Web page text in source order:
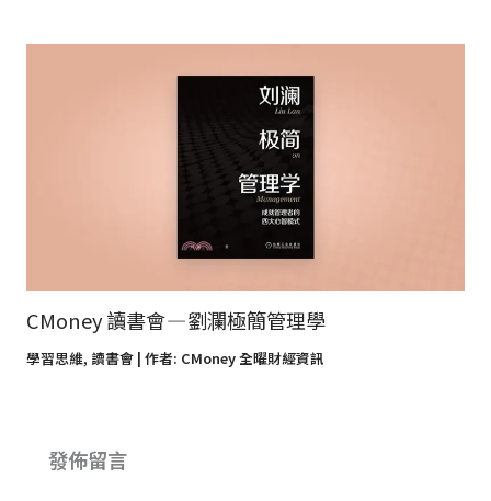
CMoney 讀書會 — 劉瀾極簡管理學
學習思維, 讀書會| 作者: CMoney 全曜財經資訊
發佈留言